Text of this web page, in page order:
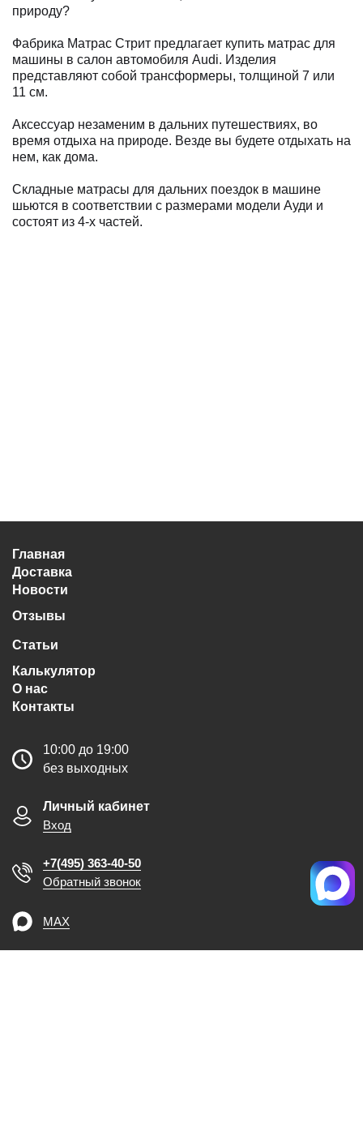
природу?
Фабрика Матрас Стрит предлагает купить матрас для
машины в салон автомобиля Audi. Изделия
представляют собой трансформеры, толщиной 7 или
11 см.
Аксессуар незаменим в дальних путешествиях, во
время отдыха на природе. Везде вы будете отдыхать на
нем, как дома.
Складные матрасы для дальних поездок в машине
шьются в соответствии с размерами модели Ауди и
состоят из 4-х частей.
Главная
Доставка
Новости
Отзывы
Статьи
Калькулятор
О нас
Контакты
10:00 до 19:00
без выходных
Личный кабинет
Вход
+7(495) 363-40-50
Обратный звонок
MAX